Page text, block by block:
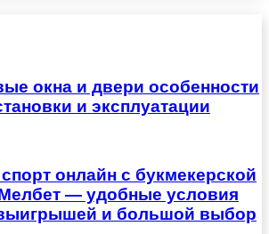
окна и двери особенности
и эксплуатации
онлайн с букмекерской
— удобные условия
и большой выбор